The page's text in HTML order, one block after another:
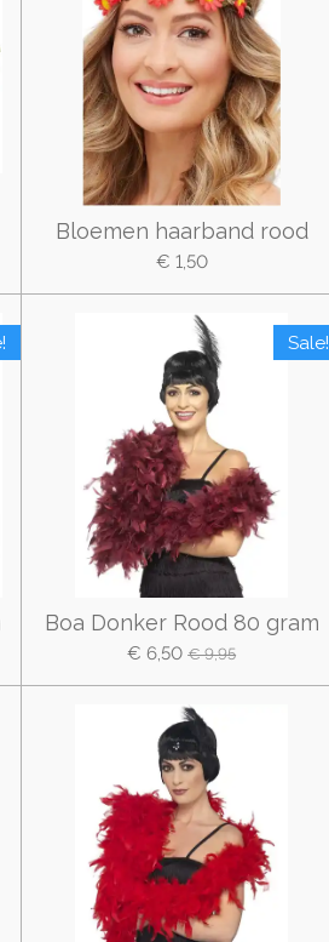
Bloemen haarband rood
€ 1,50
Sale!
Boa Donker Rood 80 gram
€ 6,50 € 9,95